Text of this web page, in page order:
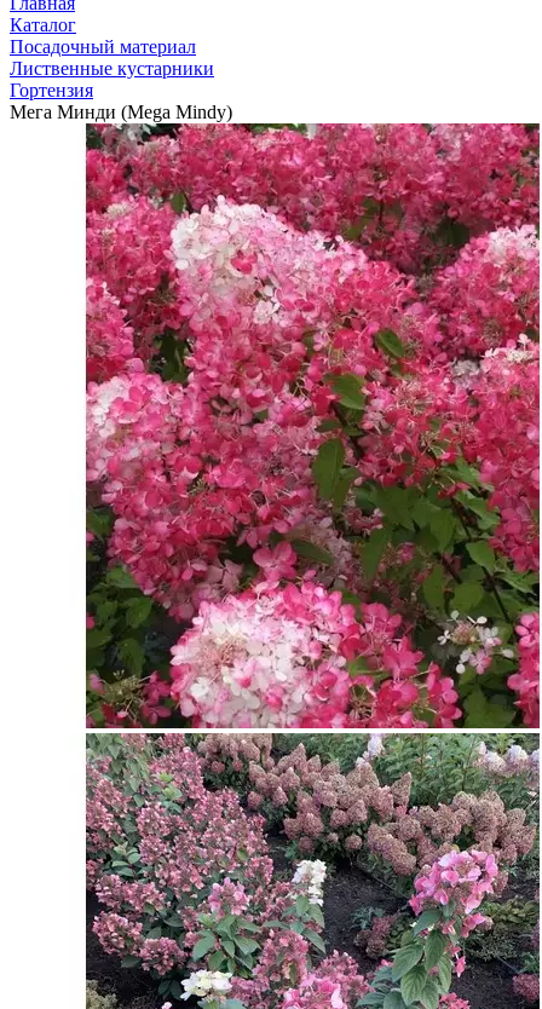
Каталог
Посадочный материал
Лиственные кустарники
Гортензия
Мега Минди (Mega Mindy)